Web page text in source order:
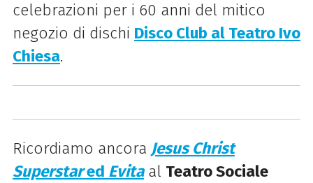
celebrazioni per i 60 anni del mitico
negozio di dischi Disco Club al Teatro Ivo
Chiesa.
Ricordiamo ancora Jesus Christ
Superstared Evitaal Teatro Sociale